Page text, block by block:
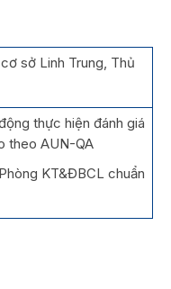
sở Linh Trung, Thủ
thực hiện đánh giá
theo AUN-QA
KT&ĐBCL chuẩn